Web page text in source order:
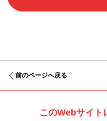
前のページへ戻る
このWebサイト